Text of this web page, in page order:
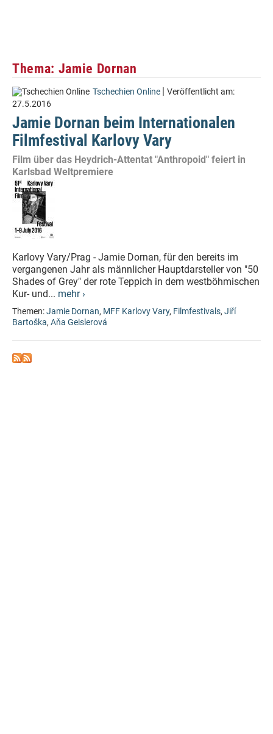
Thema: Jamie Dornan
Tschechien Online | Veröffentlicht am:
27.5.2016
Jamie Dornan beim Internationalen
Filmfestival Karlovy Vary
Film über das Heydrich-Attentat "Anthropoid" feiert in
Karlsbad Weltpremiere
Karlovy Vary/Prag - Jamie Dornan, für den bereits im
vergangenen Jahr als männlicher Hauptdarsteller von "50
Shades of Grey" der rote Teppich in dem westböhmischen
Kur- und... mehr ›
Themen:Jamie Dornan, MFF Karlovy Vary, Filmfestivals, Jiří
Bartoška, Aňa Geislerová